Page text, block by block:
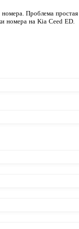
Проблема
номера на Kia Ceed ED.